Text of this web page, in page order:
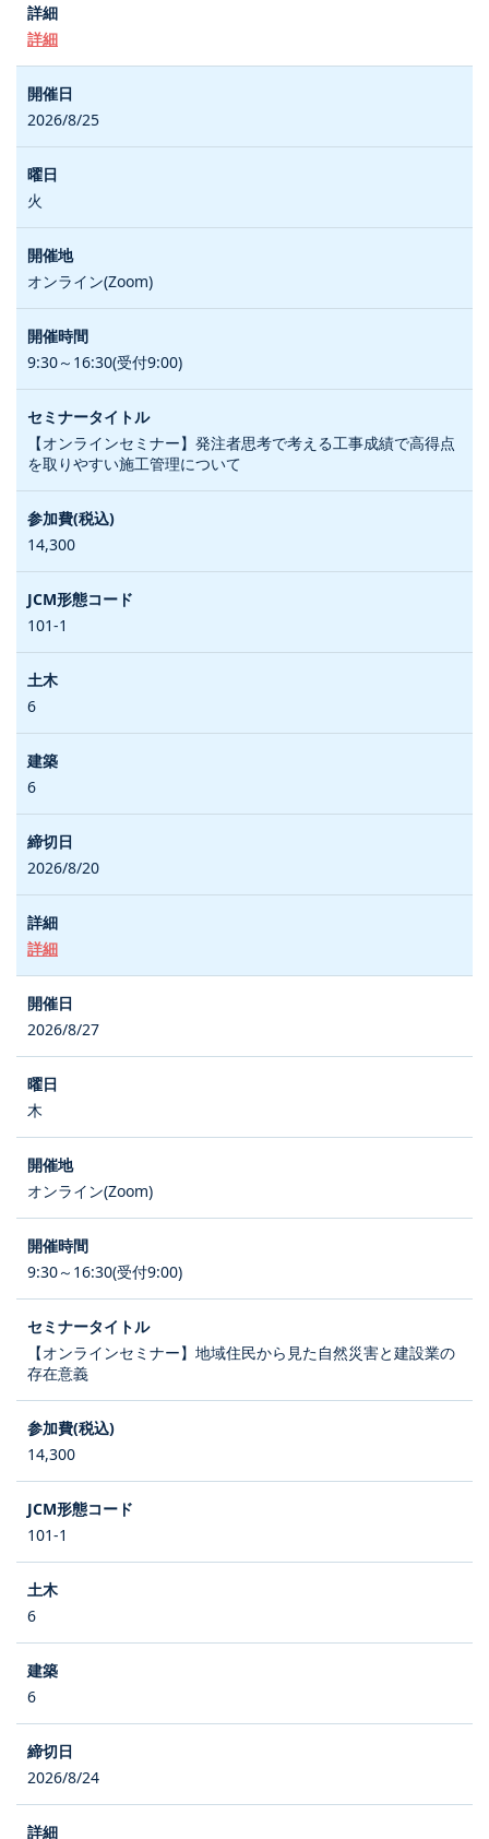
詳細
2026/8/25
火
オンライン(Zoom)
9:30～16:30(受付9:00)
【オンラインセミナー】発注者思考で考える工事成績で高得点
を取りやすい施工管理について
14,300
101-1
6
6
2026/8/20
詳細
2026/8/27
木
オンライン(Zoom)
9:30～16:30(受付9:00)
【オンラインセミナー】地域住民から見た自然災害と建設業の
存在意義
14,300
101-1
6
6
2026/8/24